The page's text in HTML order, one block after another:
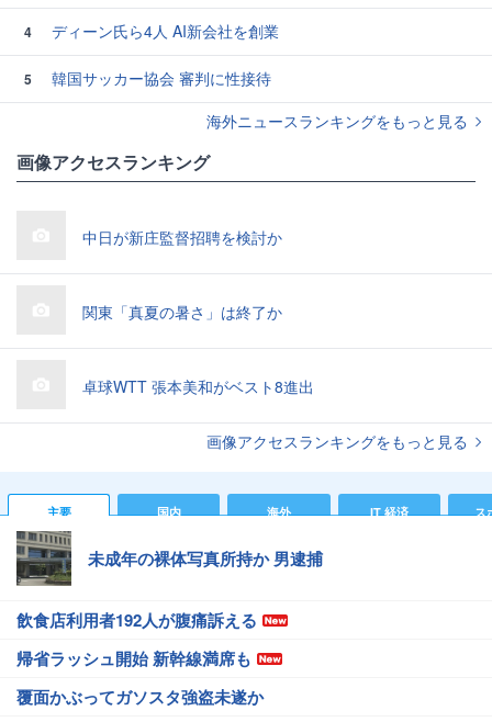
4 ディーン氏ら4人 AI新会社を創業
5
韓国サッカー協会 審判に性接待
海外ニュースランキングをもっと見る
画像アクセスランキング
中日が新庄監督招聘を検討か
関東「真夏の暑さ」は終了か
卓球WTT 張本美和がベスト8進出
画像アクセスランキングをもっと見る
主要 国内 海外 IT 経済 ス
未成年の裸体写真所持か 男逮捕
飲食店利用者192人が腹痛訴える
帰省ラッシュ開始 新幹線満席も
覆面かぶってガソスタ強盗未遂か